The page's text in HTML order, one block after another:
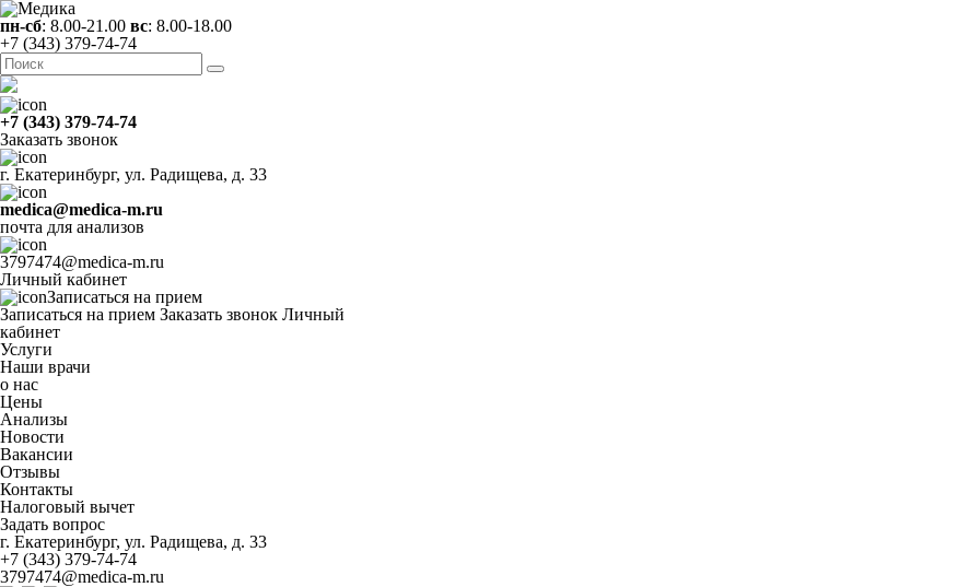
пн-сб: 8.00-21.00 вс: 8.00-18.00
+7 (343) 379-74-74
+7 (343) 379-74-74
Заказать звонок
г. Екатеринбург, ул. Радищева, д. 33
medica@medica-m.ru
почта для анализов
3797474@medica-m.ru
Личный кабинет
Записаться на прием
Записаться на прием Заказать звонок Личный
кабинет
Услуги
Наши врачи
о нас
Цены
Анализы
Новости
Вакансии
Отзывы
Контакты
Налоговый вычет
Задать вопрос
г. Екатеринбург, ул. Радищева, д. 33
+7 (343) 379-74-74
3797474@medica-m.ru